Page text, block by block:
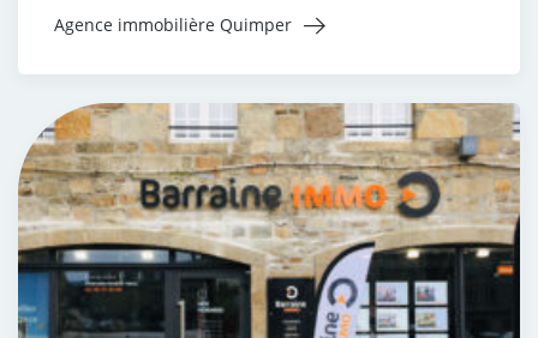
Agence immobilière Quimper